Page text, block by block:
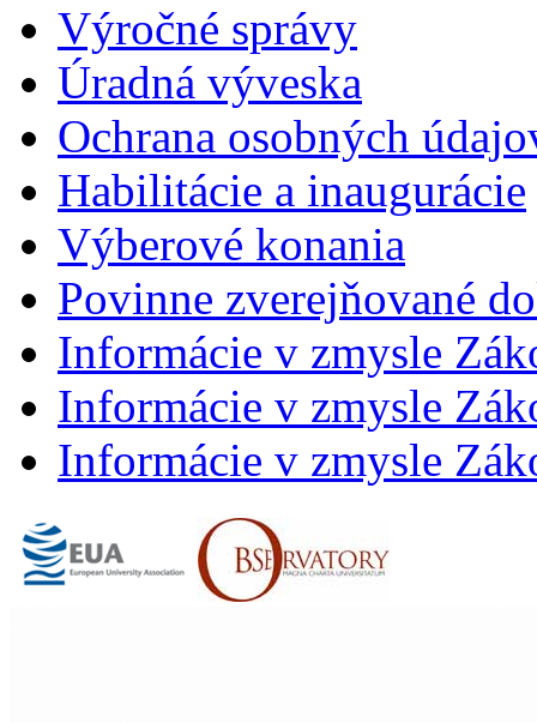
Výročné správy
Úradná výveska
Ochrana osobných
Habilitácie a inaugurácie
Výberové konania
Povinne zverejňované
Informácie v zmysle
Informácie v zmysle
Informácie v zmysle